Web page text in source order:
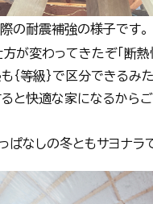
の耐震補強の様子です。
が変わってきたぞ「断熱
｛等級｝で区分できるみた
と快適な家になるから
ぱなしの冬ともサヨナラ